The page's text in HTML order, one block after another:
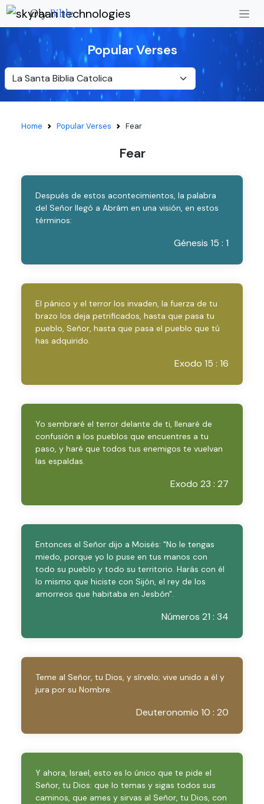
OlyBible
Popular Verses
Home Popular Verses Fear
Fear
Después de estos acontecimientos, la palabra
del Señor llegó a Abrám en una visión, en estos
términos:
Génesis 15 : 1
El pánico y el terror los invaden, la fuerza de tu
brazo los deja petrificados, hasta que pasa tu
pueblo, Señor, hasta que pasa el pueblo que tú
has adquirido.
Exodo 15 : 16
Yo sembraré el terror delante de ti, llenaré de
confusión a los pueblos que encuentres a tu
paso, y haré que todos tus enemigos te vuelvan
las espaldas.
Exodo 23 : 27
Entonces el Señor dijo a Moisés: "No le tengas
miedo, porque yo lo puse en tus manos con
todo su pueblo y todo su territorio. Harás con él
lo mismo que hiciste con Sijón, el rey de los
amorreos que habitaba en Jesbón".
Números 21 : 34
Teme al Señor, tu Dios, y sírvelo; vive unido a él y
jura por su Nombre.
Deuteronomio 10 : 20
Y ahora, Israel, esto es lo único que te pide el
Señor, tu Dios: que lo temas y sigas todos sus
caminos, que ames y sirvas al Señor, tu Dios, con